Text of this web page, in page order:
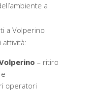
a
a Volperino
attività:
Volperino – ritiro
operatori